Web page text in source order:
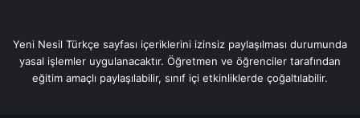
Yeni Nesil Türkçe sayfası içeriklerini izinsiz paylaşılması durumunda
yasal işlemler uygulanacaktır. Öğretmen ve öğrenciler tarafından
eğitim amaçlı paylaşılabilir, sınıf içi etkinliklerde çoğaltılabilir.